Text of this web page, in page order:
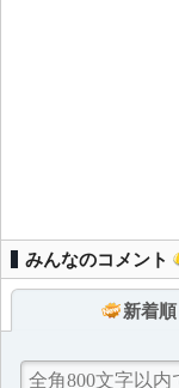
みんなのコメント
新着順